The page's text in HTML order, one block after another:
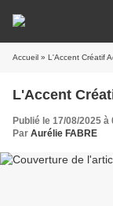
Accueil » L'Accent Créatif
L'Accent
Publié le 17/08/2025 à
Par Aurélie FABRE